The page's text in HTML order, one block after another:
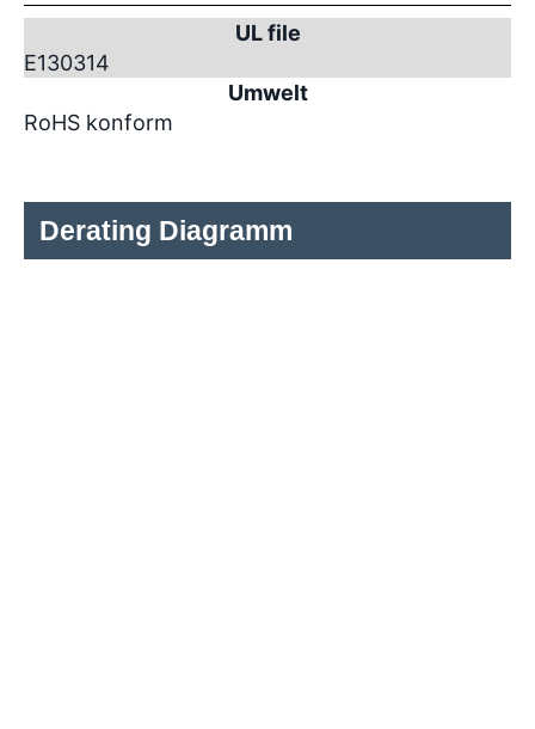
UL file
E130314
Umwelt
RoHS konform
Derating Diagramm